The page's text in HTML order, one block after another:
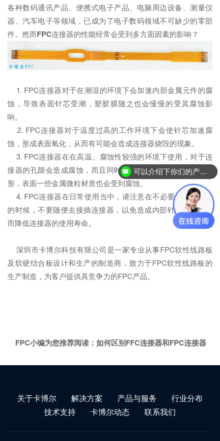
各种数码通讯产品、便携式电子产品、电脑周边设备、测量仪
器、汽车电子等领域，已成为了电子数码领域不可缺少的零部
件。然而FPC连接器的性能经常会受到多方面因素的影响？
1. FPC连接器对于在潮湿的环境下会加速内部金属元件的腐
蚀，导致表面针芯受潮，塑胶膜随之也会慢慢的受其腐蚀影
响。
2. FPC连接器对于温度过高的工作环境下会使针芯加速腐
蚀，形成表面氧化，从而有可能会造成连接器烧毁的现象。
3. FPC连接器在在高温、腐蚀性较强的环境下使用，对于连
接器的孔隙会造成腐蚀，而且同时也会导致内部的针脚边缘变
形，表面一些金属微粒材质也会受到腐蚀。
4. FPC连接器在日常使用当中，请注意在不必要使用连接器
的时候，不要随便去接插连接器，以免造成内部针芯磨损，从
而降低连接器的使用寿命。
深圳市卡博尔科技有限公司是一家专业从事FPC软性线路板
及软硬结合板设计和生产的制造商，致力于FPC软性线路板的
生产制造，为客户提供具竞争力的FPC产品。
FPC小编为您推荐阅读： 如何区别FFC连接器和FPC连接器
关于卡博尔 解决方案 产品与服务
行业分布
技术支持
卡博尔动态 联系我们
可以介绍下你们的产品么？